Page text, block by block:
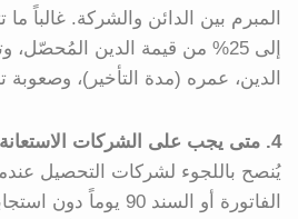
إلى 25% من قيمة الدين
الدين، عمره (مدة التأخير)، وصعوبة
4. متى يجب على الشركات الاستعانة بشركة تحصيل ديون؟
يُنصح باللجوء لشركات التحصيل
الفاتورة أو السند 90